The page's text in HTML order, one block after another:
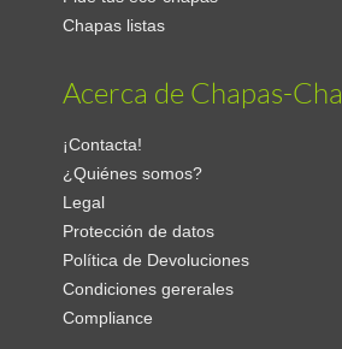
Chapas listas
Acerca de Chapas-
¡Contacta!
¿Quiénes somos?
Legal
Protección de datos
Política de Devoluciones
Condiciones gererales
Compliance